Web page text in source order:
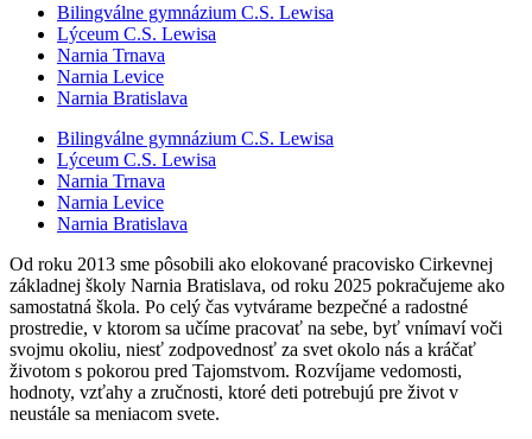
Bilingválne gymnázium C.S. Lewisa
Lýceum C.S. Lewisa
Narnia Trnava
Narnia Levice
Narnia Bratislava
Bilingválne gymnázium C.S. Lewisa
Lýceum C.S. Lewisa
Narnia Trnava
Narnia Levice
Narnia Bratislava
Od roku 2013 sme pôsobili ako elokované pracovisko Cirkevnej
základnej školy Narnia Bratislava, od roku 2025 pokračujeme ako
samostatná škola. Po celý čas vytvárame bezpečné a radostné
prostredie, v ktorom sa učíme pracovať na sebe, byť vnímaví voči
svojmu okoliu, niesť zodpovednosť za svet okolo nás a kráčať
životom s pokorou pred Tajomstvom. Rozvíjame vedomosti,
hodnoty, vzťahy a zručnosti, ktoré deti potrebujú pre život v
neustále sa meniacom svete.